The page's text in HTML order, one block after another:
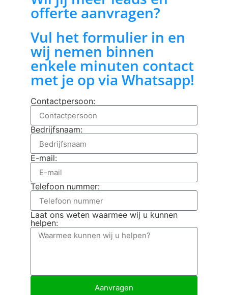
offerte aanvragen?
Vul het formulier in en
wij nemen binnen
enkele minuten contact
met je op via Whatsapp!
Contactpersoon:
Bedrijfsnaam:
E-mail:
Telefoon nummer:
Laat ons weten waarmee wij u kunnen
helpen:
Aanvragen